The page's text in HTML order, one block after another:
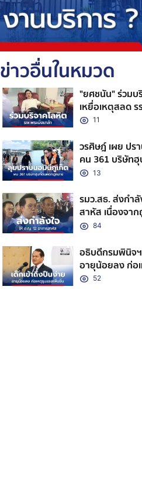
ข่าวอื่นในหมวด
"ยศชนัน" ร่วมบ
เหยื่อเหตุสลด
ชวน ปชช. ร่วมต่
11
วรศิษฎ์ เผย ป
คน 361 บริษัท
13
รมว.สธ. ส่งกำ
สาหัส เนื่องจา
ใน ส่วน นร. อี
84
อธิบดีกรมพินิจฯ
อายุน้อยลง ก่อ
52